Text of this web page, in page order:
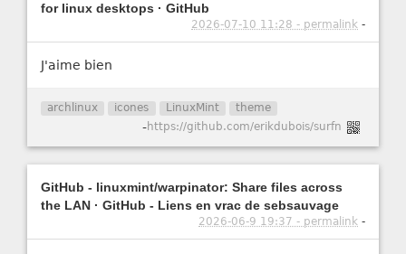
for linux desktops · GitHub
2026-07-10 11:28 - permalink -
J'aime bien
archlinux icones LinuxMint theme
-https://github.com/erikdubois/surfn
GitHub - linuxmint/warpinator: Share files across
the LAN · GitHub - Liens en vrac de sebsauvage
2026-06-9 19:37 - permalink -